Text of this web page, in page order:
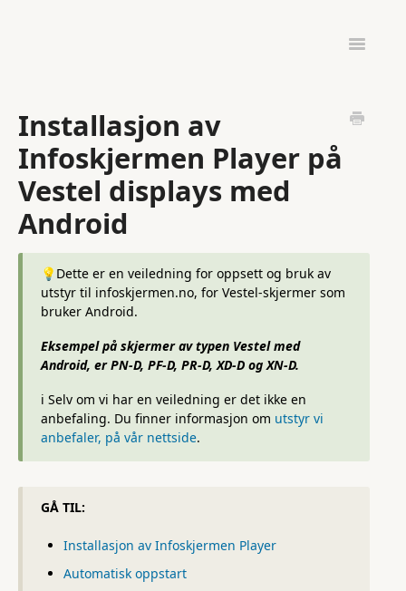
Toggle
INFOSKJERMEN GO
Installasjon av
Infoskjermen Player på
Vestel displays med
Android
💡Dette er en veiledning for oppsett og bruk av
utstyr til infoskjermen.no, for Vestel-skjermer som
bruker Android.
Eksempel på skjermer av typen Vestel med
Android, er PN-D, PF-D, PR-D, XD-D og XN-D.
ℹ️ Selv om vi har en veiledning er det ikke en
anbefaling. Du finner informasjon om utstyr vi
anbefaler, på vår nettside.
GÅ TIL:
Installasjon av Infoskjermen Player
Automatisk oppstart